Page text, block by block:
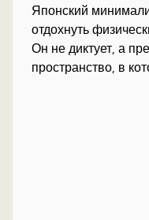
Японский
отдохнуть
Он не диктует, а
пространство, в